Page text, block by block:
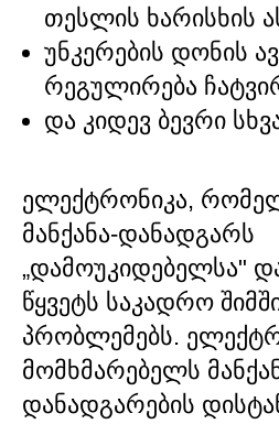
თესლის ხარისხის
უნკერების დონის
რეგულირება
და კიდევ ბევრი
ელექტრონიკა,
მანქანა-დანადგარს
„დამოუკიდებელსა"
წყვეტს საკადრო
პრობლემებს.
მომხმარებელს
დანადგარების